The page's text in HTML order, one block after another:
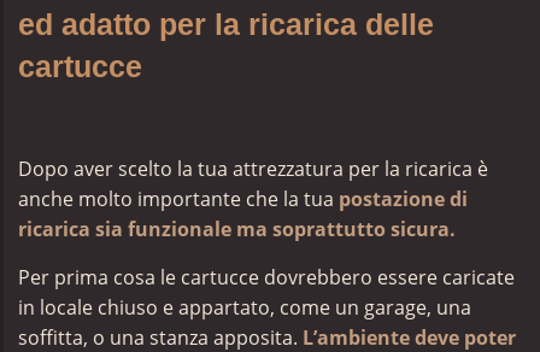
ed adatto per la ricarica delle
cartucce
Dopo aver scelto la tua attrezzatura per la ricarica è
anche molto importante che la tua postazione di
ricarica sia funzionale ma soprattutto sicura.
Per prima cosa le cartucce dovrebbero essere caricate
in locale chiuso e appartato, come un garage, una
soffitta, o una stanza apposita. L’ambiente deve poter